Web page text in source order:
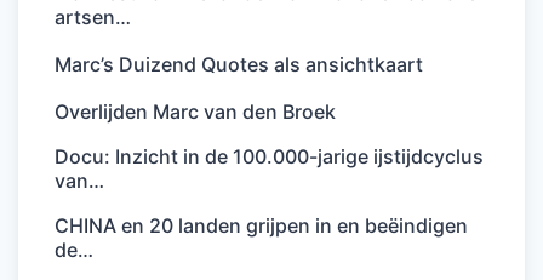
artsen…
Marc’s Duizend Quotes als ansichtkaart
Overlijden Marc van den Broek
Docu: Inzicht in de 100.000-jarige ijstijdcyclus
van…
CHINA en 20 landen grijpen in en beëindigen
de…